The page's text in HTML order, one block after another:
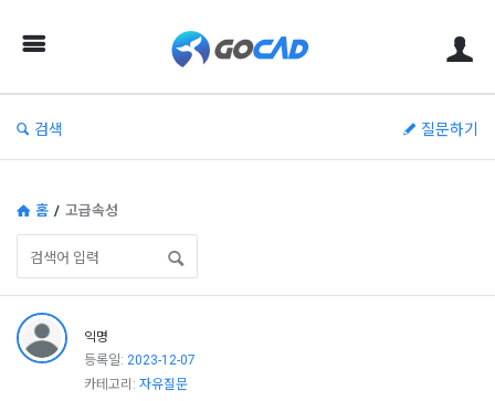
캐
정
보
중
심
검색 질문하기
홈 / 고급속성
고
캐
익명
등록일: 2023-12-07
카테고리: 자유질문